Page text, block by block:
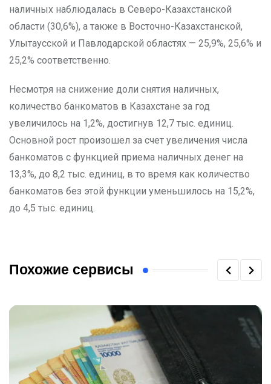
наличных наблюдалась в Северо-Казахстанской
области (30,6%), а также в Восточно-Казахстанской,
Улытаусской и Павлодарской областях — 25,9%, 25,6% и
25,2% соответственно.
Несмотря на снижение доли снятия наличных,
количество банкоматов в Казахстане за год
увеличилось на 1,2%, достигнув 12,7 тыс. единиц.
Основной рост произошел за счет увеличения числа
банкоматов с функцией приема наличных денег на
13,3%, до 8,2 тыс. единиц, в то время как количество
банкоматов без этой функции уменьшилось на 15,2%,
до 4,5 тыс. единиц.
Похожие сервисы